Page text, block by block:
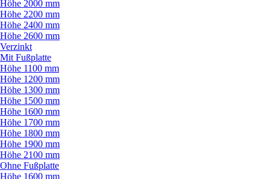
Höhe 2000 mm
Höhe 2200 mm
Höhe 2400 mm
Höhe 2600 mm
Verzinkt
Mit Fußplatte
Höhe 1100 mm
Höhe 1200 mm
Höhe 1300 mm
Höhe 1500 mm
Höhe 1600 mm
Höhe 1700 mm
Höhe 1800 mm
Höhe 1900 mm
Höhe 2100 mm
Ohne Fußplatte
Höhe 1600 mm